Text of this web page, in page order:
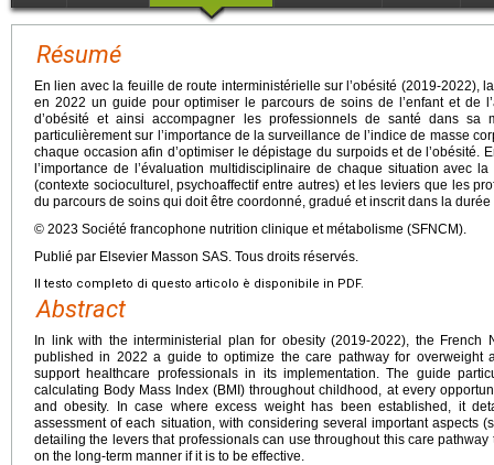
Résumé
En lien avec la feuille de route interministérielle sur l’obésité (2019-2022),
en 2022 un guide pour optimiser le parcours de soins de l’enfant et de
d’obésité et ainsi accompagner les professionnels de santé dans
particulièrement sur l’importance de la surveillance de l’indice de masse
chaque occasion afin d’optimiser le dépistage du surpoids et de l’obésité.
l’importance de l’évaluation multidisciplinaire de chaque situation avec
(contexte socioculturel, psychoaffectif entre autres) et les leviers que les
du parcours de soins qui doit être coordonné, gradué et inscrit dans la
© 2023 Société francophone nutrition clinique et métabolisme (SFNCM).
Publié par Elsevier Masson SAS. Tous droits réservés.
Il testo completo di questo articolo è disponibile in PDF.
Abstract
In link with the interministerial plan for obesity (2019-2022), the French
published in 2022 a guide to optimize the care pathway for overweight
support healthcare professionals in its implementation. The guide
calculating Body Mass Index (BMI) throughout childhood, at every
and obesity. In case where excess weight has been established, it
assessment of each situation, with considering several important aspects
detailing the levers that professionals can use throughout this care
on the long-term manner if it is to be effective.